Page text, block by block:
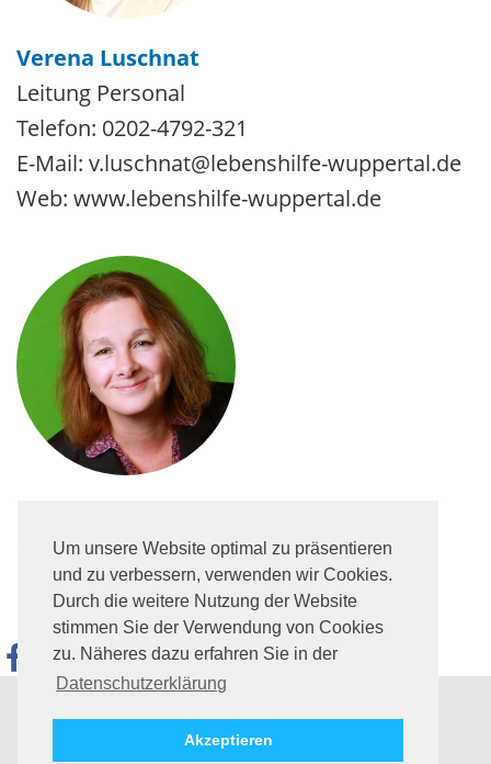
Um unsere Website optimal zu präsentieren
und zu verbessern, verwenden wir Cookies.
Durch die weitere Nutzung der Website
stimmen Sie der Verwendung von Cookies
zu. Näheres dazu erfahren Sie in der
Datenschutzerklärung
Akzeptieren
Verena Luschnat
Leitung Personal
Telefon: 0202-4792-321
E-Mail: v.luschnat@lebenshilfe-wuppertal.de
Web: www.lebenshilfe-wuppertal.de
Seite teilen
Sie finden uns auch hier
Impressum
Datenschutz
Lebenshilfe für Menschen mit geistiger